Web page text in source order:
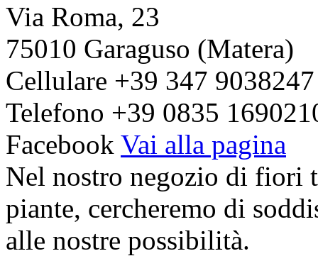
Via Roma, 23
75010 Garaguso (Matera)
Cellulare +39 347 9038247
Telefono +39 0835
Facebook Vai alla pagina
Nel nostro negozio di fiori
piante, cercheremo di
alle nostre possibilità.